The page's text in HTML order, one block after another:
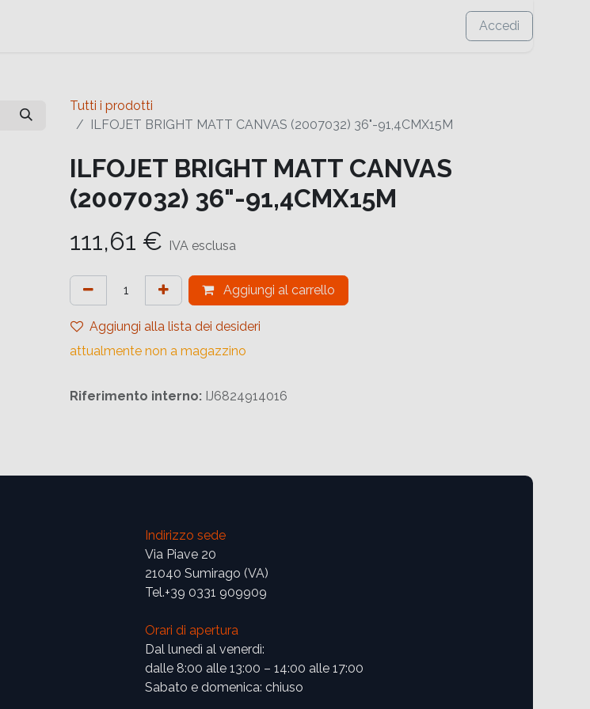
Accedi
Tutti i prodotti
ILFOJET BRIGHT MATT CANVAS (2007032) 36"-91,4CMX15M
ILFOJET BRIGHT MATT CANVAS
(2007032) 36"-91,4CMX15M
111,61 € IVA esclusa
Aggiungi al carrello
Aggiungi alla lista dei desideri
attualmente non a magazzino
Riferimento interno: IJ6824914016
Indirizzo sede
Via Piave 20
21040 Sumirago (VA)
Tel.+39 0331 909909
Orari di apertura
Dal lunedì al venerdì:
dalle 8:00 alle 13:00 – 14:00 alle 17:00
Sabato e domenica: chiuso